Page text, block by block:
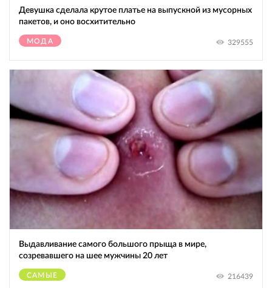
Девушка сделала крутое платье на выпускной из мусорных
пакетов, и оно восхитительно
МОДА 329555
Выдавливание самого большого прыща в мире,
созревавшего на шее мужчины 20 лет
САМЫЕ 216439